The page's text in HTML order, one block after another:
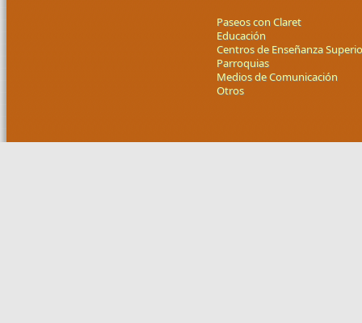
Paseos con Claret
Educación
Centros de Enseñanza
Parroquias
Medios de Comunicación
Otros